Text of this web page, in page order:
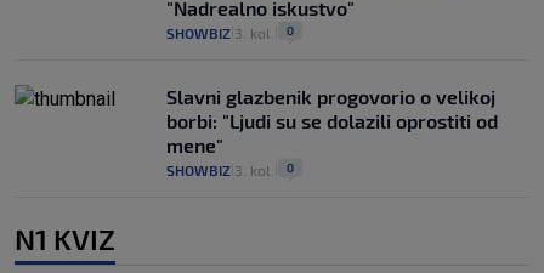
"Nadrealno iskustvo"
SHOWBIZ 3. kol. 0
Slavni glazbenik progovorio o velikoj
borbi: "Ljudi su se dolazili oprostiti od
mene"
SHOWBIZ 3. kol. 0
N1 KVIZ